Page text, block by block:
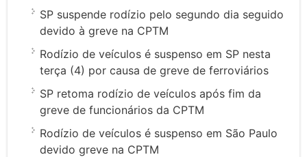
SP suspende rodízio pelo segundo dia seguido
devido à greve na CPTM
Rodízio de veículos é suspenso em SP nesta
terça (4) por causa de greve de ferroviários
SP retoma rodízio de veículos após fim da
greve de funcionários da CPTM
Rodízio de veículos é suspenso em São Paulo
devido greve na CPTM